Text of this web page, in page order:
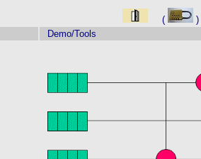
( )
Demo/Tools